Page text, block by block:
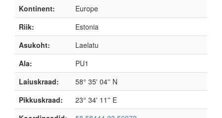
Kontinent:
Europe
Riik:
Estonia
Asukoht:
Laelatu
Ala:
PU1
Laiuskraad:
58° 35' 04'' N
Pikkuskraad:
23° 34' 11'' E